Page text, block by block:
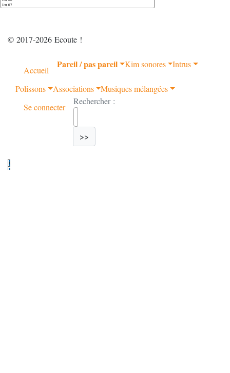
© 2017-2026 Ecoute !
Accueil
Pareil / pas pareil Kim sonores Intrus
Polissons Associations
Musiques mélangées
Se connecter
Rechercher :
>>